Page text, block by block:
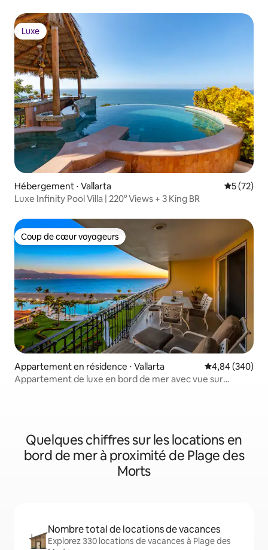
Luxe
Luxe
Hébergement ⋅ Vallarta
5 (72)
Luxe Infinity Pool Villa | 220° Views + 3 King BR
Coup de cœur voyageurs
Coup de cœur voyageurs
Appartement en résidence ⋅ Vallarta Évaluation
4,84 (340)
Appartement de luxe en bord de mer avec vue sur
Quelques chiffres sur les locations en
bord de mer à proximité de Plage des
Morts
Nombre total de locations de vacances
Explorez 330 locations de vacances à Plage des